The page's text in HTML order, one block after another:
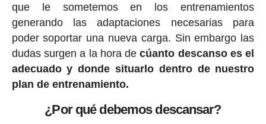
que le sometemos en los entrenamientos
generando las adaptaciones necesarias para
poder soportar una nueva carga. Sin embargo las
dudas surgen a la hora decúanto descanso es el
adecuado y donde situarlo dentro de nuestro
plan de entrenamiento.
¿Por qué debemos descansar?